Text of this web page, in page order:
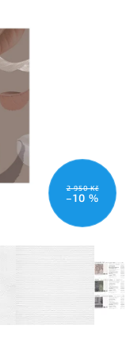
2 950 Kč
–10 %